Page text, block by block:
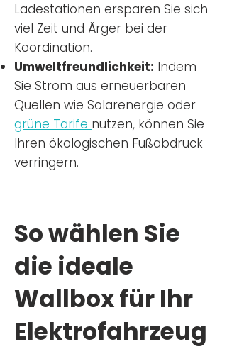
Ladestationen ersparen Sie sich
viel Zeit und Ärger bei der
Koordination.
Umweltfreundlichkeit: Indem
Sie Strom aus erneuerbaren
Quellen wie Solarenergie oder
grüne Tarife nutzen, können Sie
Ihren ökologischen Fußabdruck
verringern.
So wählen Sie
die ideale
Wallbox für Ihr
Elektrofahrzeug